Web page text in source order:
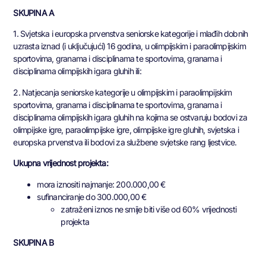
SKUPINA A
1. Svjetska i europska prvenstva seniorske kategorije i mlađih dobnih
uzrasta iznad (i uključujući) 16 godina, u olimpijskim i paraolimpijskim
sportovima, granama i disciplinama te sportovima, granama i
disciplinama olimpijskih igara gluhih ili:
2. Natjecanja seniorske kategorije u olimpijskim i paraolimpijskim
sportovima, granama i disciplinama te sportovima, granama i
disciplinama olimpijskih igara gluhih na kojima se ostvaruju bodovi za
olimpijske igre, paraolimpijske igre, olimpijske igre gluhih, svjetska i
europska prvenstva ili bodovi za službene svjetske rang ljestvice.
Ukupna vrijednost projekta:
mora iznositi najmanje: 200.000,00 €
sufinanciranje do 300.000,00 €
zatraženi iznos ne smije biti više od 60% vrijednosti
projekta
SKUPINA B